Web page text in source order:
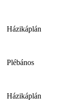
Házikáplán
Plébános
Házikáplán